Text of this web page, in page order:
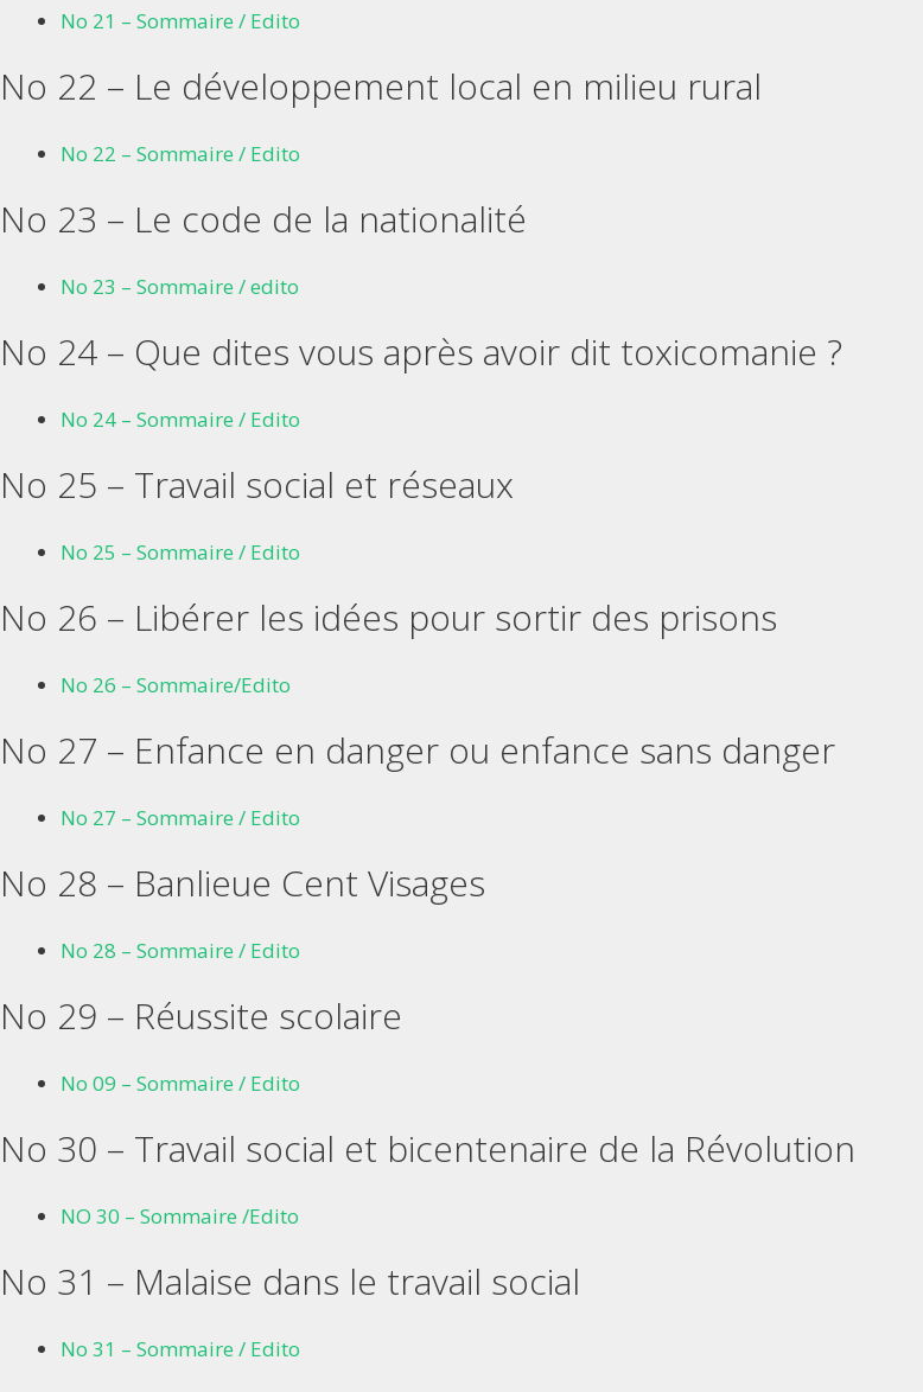
No 21 – Sommaire / Edito
No 22 – Le développement local en milieu rural
No 22 – Sommaire / Edito
No 23 – Le code de la nationalité
No 23 – Sommaire / edito
No 24 – Que dites vous après avoir dit toxicomanie ?
No 24 – Sommaire / Edito
No 25 – Travail social et réseaux
No 25 – Sommaire / Edito
No 26 – Libérer les idées pour sortir des prisons
No 26 – Sommaire/Edito
No 27 – Enfance en danger ou enfance sans danger
No 27 – Sommaire / Edito
No 28 – Banlieue Cent Visages
No 28 – Sommaire / Edito
No 29 – Réussite scolaire
No 09 – Sommaire / Edito
No 30 – Travail social et bicentenaire de la Révolution
NO 30 – Sommaire /Edito
No 31 – Malaise dans le travail social
No 31 – Sommaire / Edito